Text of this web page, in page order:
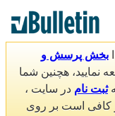
بخش پرسش و
نمایید، هچنین شما
ثبت نام در سایت ،
کافی است بر روی